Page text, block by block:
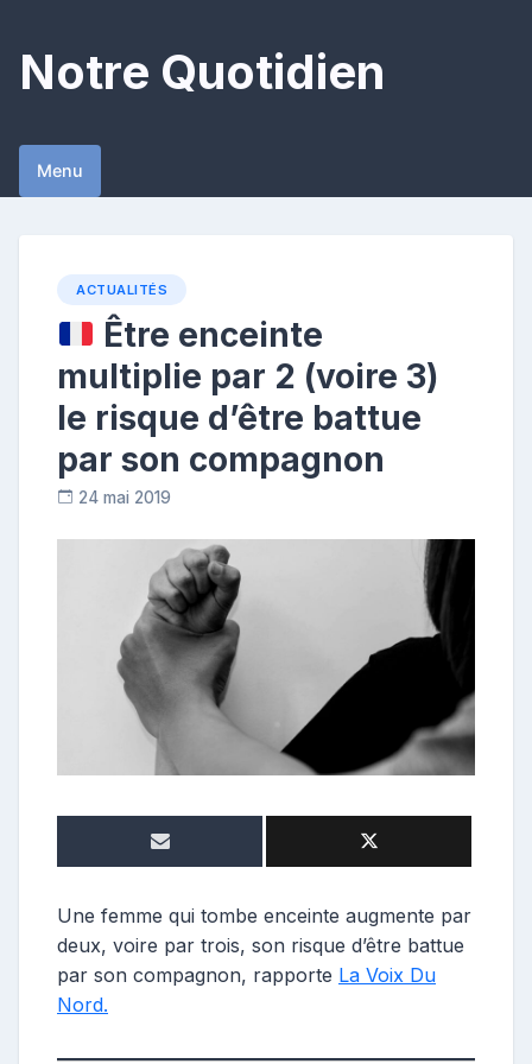
content
Notre Quotidien
Menu
ACTUALITÉS
Être enceinte
multiplie par 2 (voire 3)
le risque d’être battue
par son compagnon
24 mai 2019
o
n
t
i
b
i
e
Une femme qui tombe enceinte augmente par
deux, voire par trois, son risque d’être battue
par son compagnon, rapporte La Voix Du
Nord.